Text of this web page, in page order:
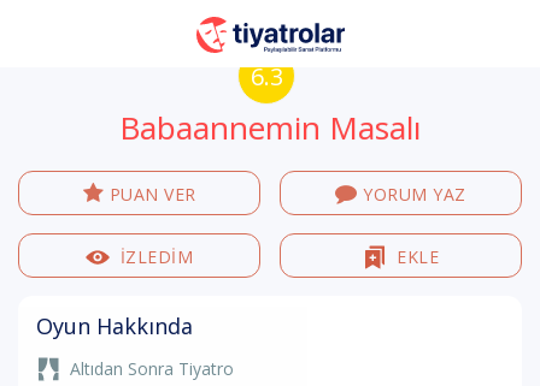
6.3
Babaannemin Masalı
PUAN VER YORUM YAZ
İZLEDİM EKLE
Oyun Hakkında
Altıdan Sonra Tiyatro